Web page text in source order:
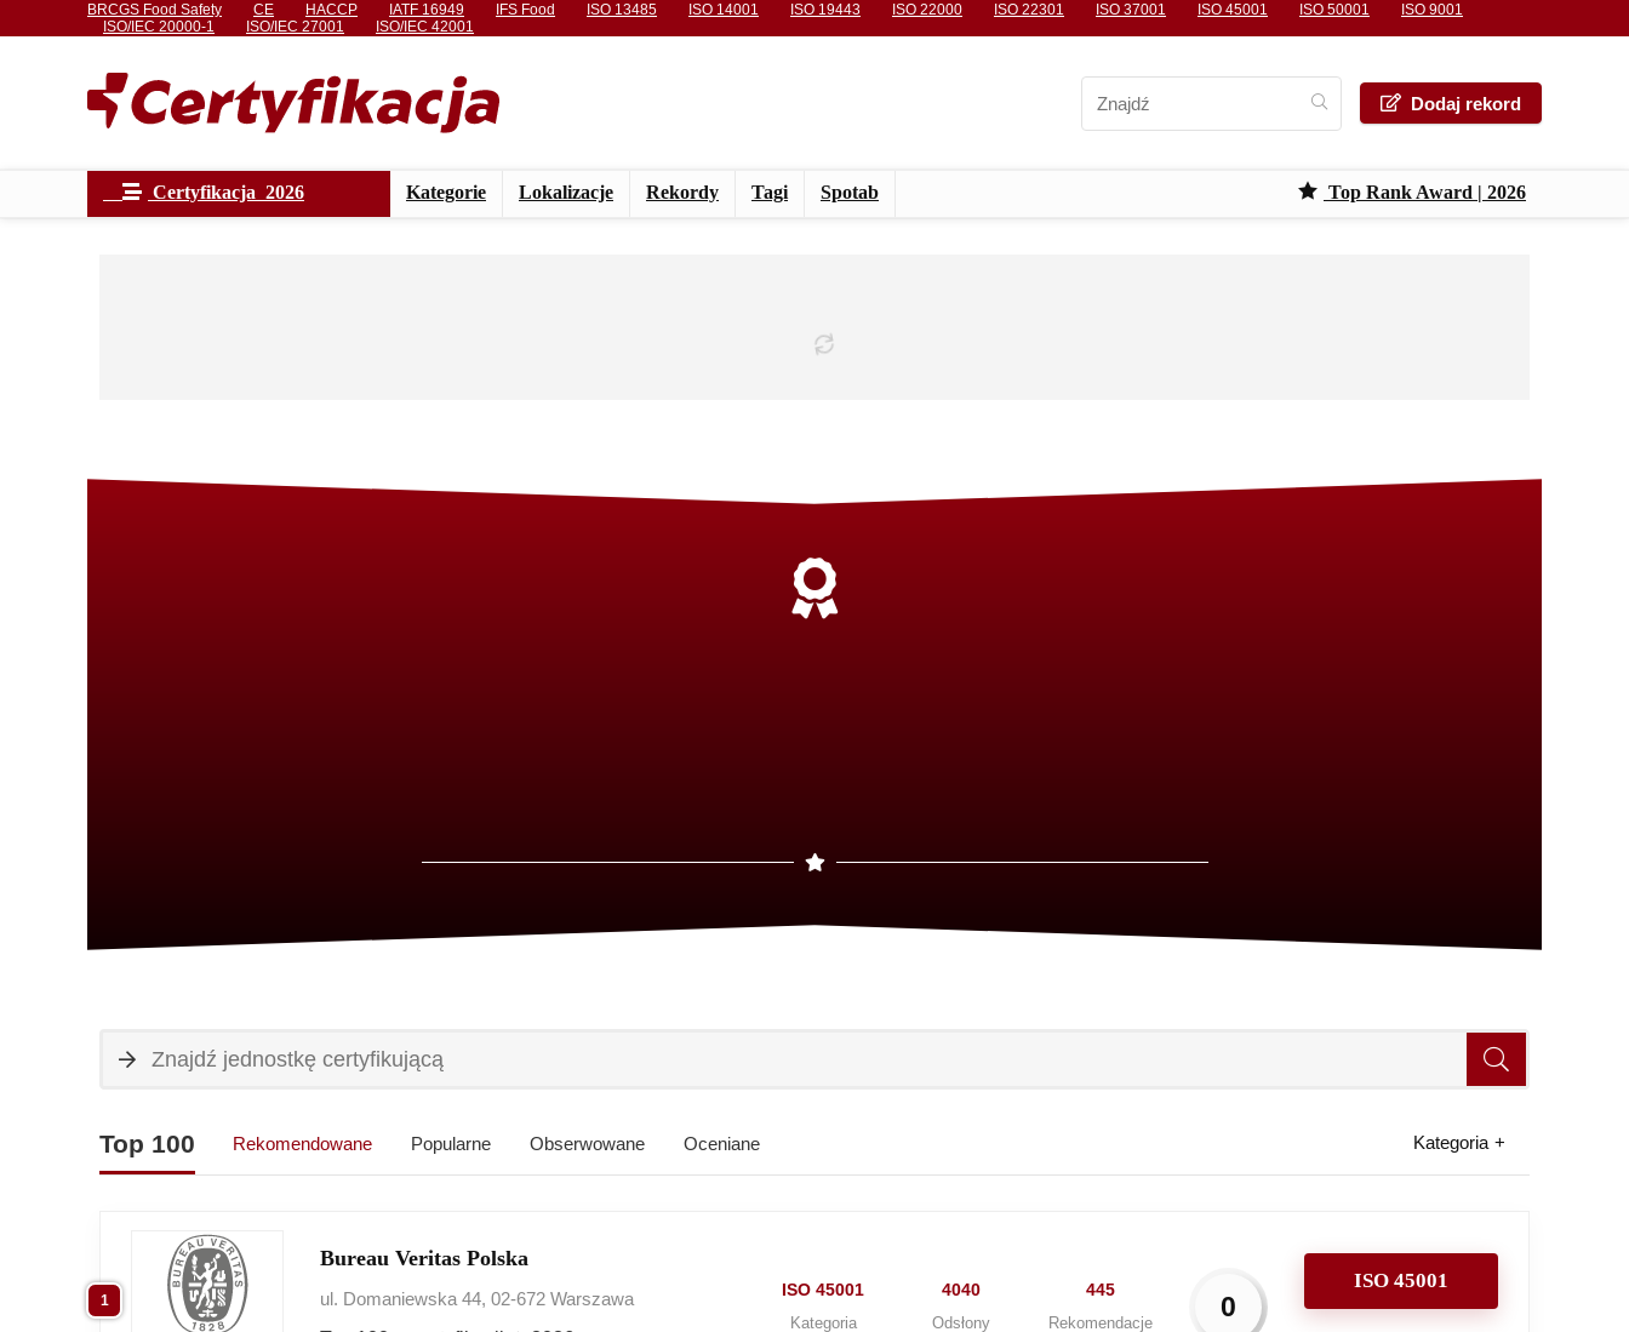
BRCGS Food Safety CE HACCP IATF 16949 IFS Food ISO 13485 ISO 14001 ISO 19443 ISO 22000 ISO 22301 ISO 37001 ISO 45001 ISO 50001
ISO 9001
ISO/IEC 20000-1
ISO/IEC 27001 ISO/IEC 42001
Dodaj rekord
Certyfikacja 2026 Kategorie Lokalizacje Rekordy Tagi Spotab Top Rank Award | 2026
Top 100 Rekomendowane Popularne Obserwowane Oceniane Kategoria
1
Bureau Veritas Polska
ul. Domaniewska 44, 02-672 Warszawa
ISO 45001
Kategoria
4040
Odsłony
445
Rekomendacje
0
ISO 45001